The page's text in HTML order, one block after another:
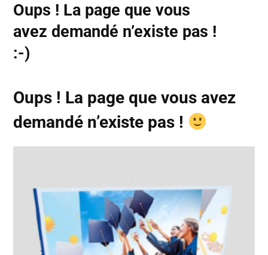
Oups ! La page que vous
avez demandé n’existe pas !
:-)
Oups ! La page que vous avez
demandé n’existe pas !